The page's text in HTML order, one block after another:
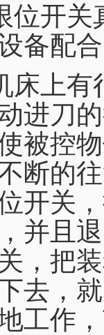
位开关
备配
床上有
进刀
被控
断的
开关
并且
，把
去，
工作